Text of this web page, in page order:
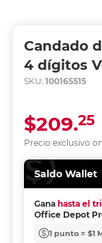
Candado
4 dígitos
SKU: 100165515
Precio exclusivo
$209.25
Saldo Wallet
Gana hasta el
Office Depot
1 punto = $1